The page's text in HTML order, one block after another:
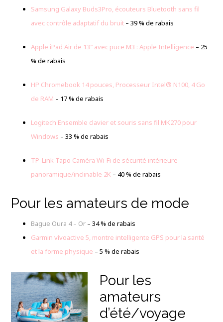
Samsung Galaxy Buds3Pro, écouteurs Bluetooth sans fil
avec contrôle adaptatif du bruit – 39 % de rabais
Apple iPad Air de 13″ avec puce M3 : Apple Intelligence – 25
% de rabais
HP Chromebook 14 pouces, Processeur Intel® N100, 4 Go
de RAM – 17 % de rabais
Logitech Ensemble clavier et souris sans fil MK270 pour
Windows – 33 % de rabais
TP-Link Tapo Caméra Wi-Fi de sécurité intérieure
panoramique/inclinable 2K – 40 % de rabais
Pour les amateurs de mode
Bague Oura 4 – Or – 34 % de rabais
Garmin vívoactive 5, montre intelligente GPS pour la santé
et la forme physique – 5 % de rabais
Pour les
amateurs
d’été/voyage